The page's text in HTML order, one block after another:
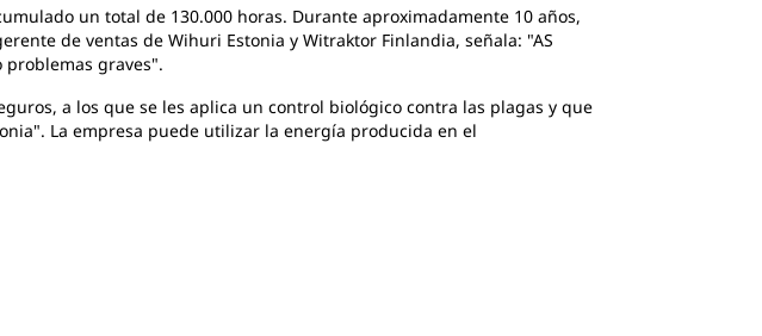
un total de 130.000 horas. Durante aproximadamente 10 años,
de ventas de Wihuri Estonia y Witraktor Finlandia, señala: "AS
problemas graves".
a los que se les aplica un control biológico contra las plagas y que
La empresa puede utilizar la energía producida en el